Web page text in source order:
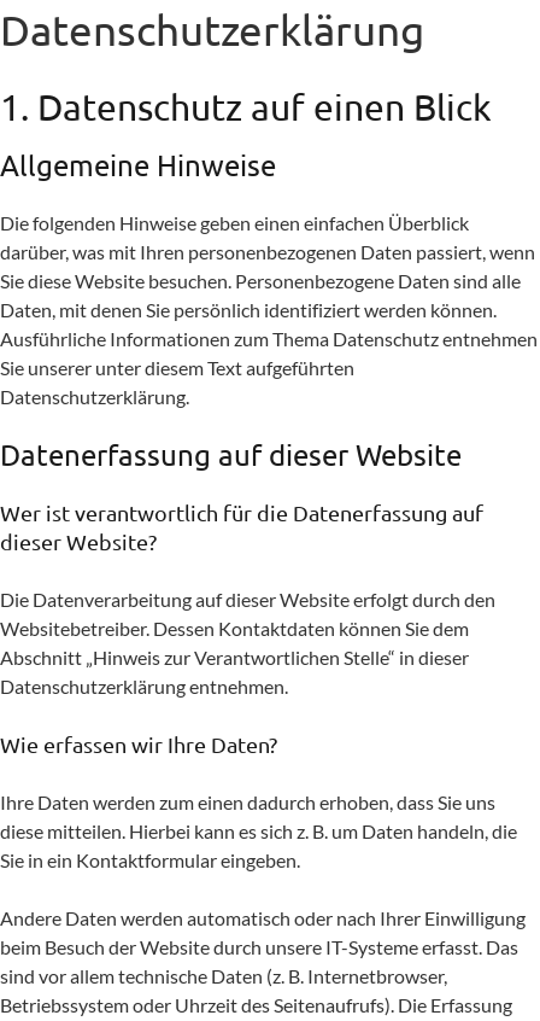
Datenschutzerklärung
1. Datenschutz auf einen Blick
Allgemeine Hinweise
Die folgenden Hinweise geben einen einfachen Überblick
darüber, was mit Ihren personenbezogenen Daten passiert, wenn
Sie diese Website besuchen. Personenbezogene Daten sind alle
Daten, mit denen Sie persönlich identifiziert werden können.
Ausführliche Informationen zum Thema Datenschutz entnehmen
Sie unserer unter diesem Text aufgeführten
Datenschutzerklärung.
Datenerfassung auf dieser Website
Wer ist verantwortlich für die Datenerfassung auf
dieser Website?
Die Datenverarbeitung auf dieser Website erfolgt durch den
Websitebetreiber. Dessen Kontaktdaten können Sie dem
Abschnitt „Hinweis zur Verantwortlichen Stelle“ in dieser
Datenschutzerklärung entnehmen.
Wie erfassen wir Ihre Daten?
Ihre Daten werden zum einen dadurch erhoben, dass Sie uns
diese mitteilen. Hierbei kann es sich z. B. um Daten handeln, die
Sie in ein Kontaktformular eingeben.
Andere Daten werden automatisch oder nach Ihrer Einwilligung
beim Besuch der Website durch unsere IT-Systeme erfasst. Das
sind vor allem technische Daten (z. B. Internetbrowser,
Betriebssystem oder Uhrzeit des Seitenaufrufs). Die Erfassung